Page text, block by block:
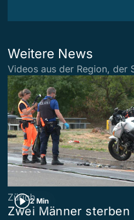
Weitere News
Videos aus der Region, der
2 Min
Zürich
Zwei Männer sterben